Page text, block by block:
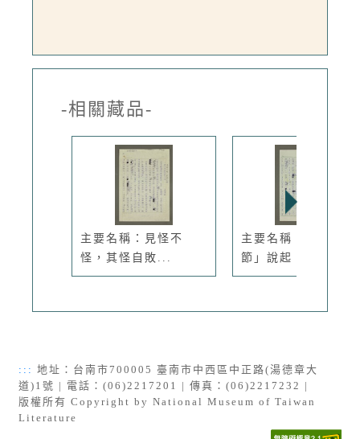
-相關藏品-
主要名稱：見怪不
怪，其怪自敗...
主要名稱：從「情人
節」說起
::: 地址：台南市700005 臺南市中西區中正路(湯德章大
道)1號 | 電話：(06)2217201 | 傳真：(06)2217232 |
版權所有 Copyright by National Museum of Taiwan
Literature